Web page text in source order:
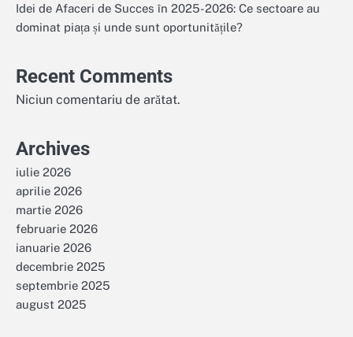
Idei de Afaceri de Succes în 2025-2026: Ce sectoare au
dominat piața și unde sunt oportunitățile?
Recent Comments
Niciun comentariu de arătat.
Archives
iulie 2026
aprilie 2026
martie 2026
februarie 2026
ianuarie 2026
decembrie 2025
septembrie 2025
august 2025